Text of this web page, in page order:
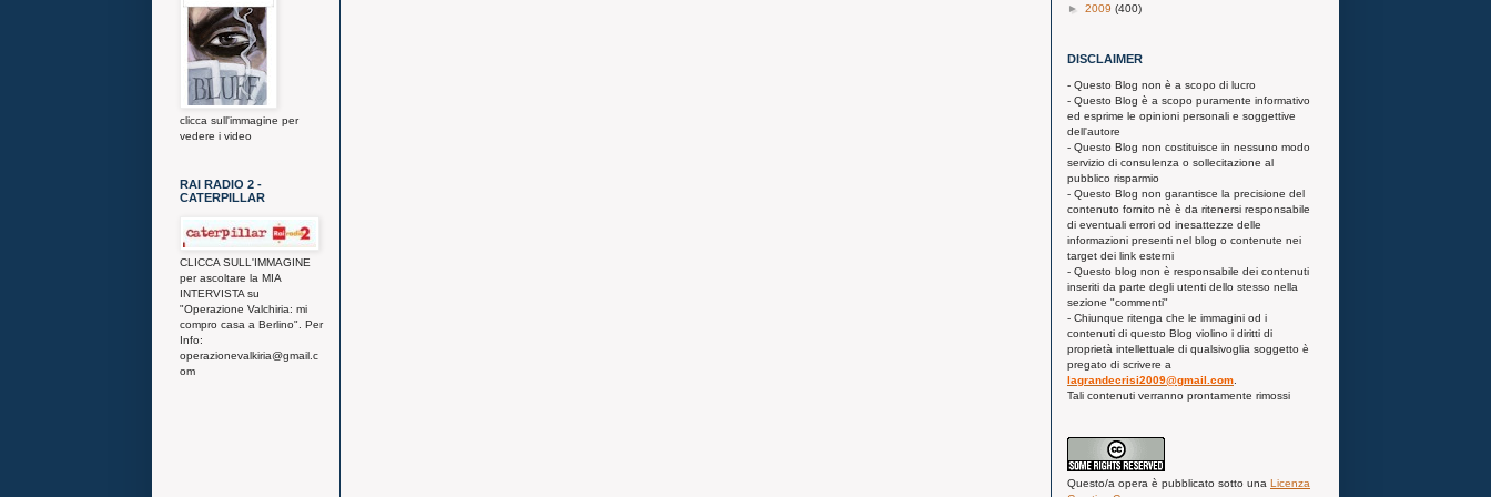
clicca sull'immagine per
vedere i video
RAI RADIO 2 -
CATERPILLAR
CLICCA SULL'IMMAGINE
per ascoltare la MIA
INTERVISTA su
"Operazione Valchiria: mi
compro casa a Berlino". Per
Info:
operazionevalkiria@gmail.c
om
► 2009 (400)
DISCLAIMER
- Questo Blog non è a scopo di lucro
- Questo Blog è a scopo puramente informativo
ed esprime le opinioni personali e soggettive
dell'autore
- Questo Blog non costituisce in nessuno modo
servizio di consulenza o sollecitazione al
pubblico risparmio
- Questo Blog non garantisce la precisione del
contenuto fornito nè è da ritenersi responsabile
di eventuali errori od inesattezze delle
informazioni presenti nel blog o contenute nei
target dei link esterni
- Questo blog non è responsabile dei contenuti
inseriti da parte degli utenti dello stesso nella
sezione "commenti"
- Chiunque ritenga che le immagini od i
contenuti di questo Blog violino i diritti di
proprietà intellettuale di qualsivoglia soggetto è
pregato di scrivere a
lagrandecrisi2009@gmail.com
Tali contenuti verranno prontamente rimossi
Questo/a opera è pubblicato sotto una Licenza